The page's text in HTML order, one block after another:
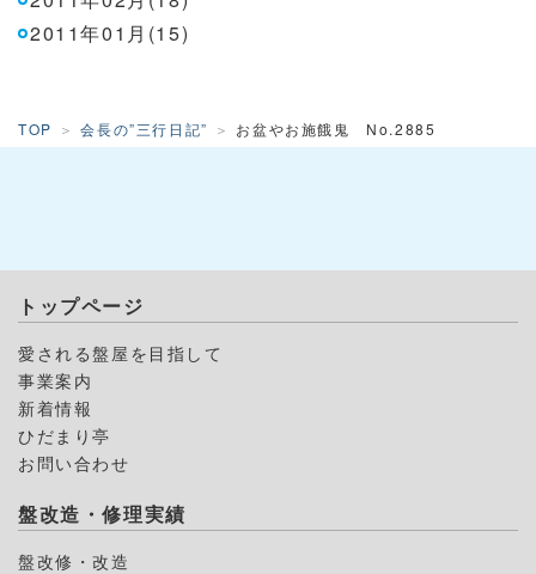
2011年01月(15)
TOP 会長の”三行日記” お盆やお施餓鬼 No.2885
トップページ
愛される盤屋を目指して
事業案内
新着情報
ひだまり亭
お問い合わせ
盤改造・修理実績
盤改修・改造